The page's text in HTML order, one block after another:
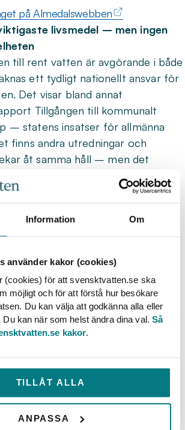
Information Om
använder kakor (cookies)
(cookies) för att svensktvatten.se ska
möjligt och för att förstå hur besökare
Du kan välja att godkänna alla eller
Du kan när som helst ändra dina val.Så
kakor.
TILLÅT ALLA
ANPASSA
på Almedalswebben
livsmedel – men ingen
till rent vatten är avgörande i både
ett tydligt nationellt ansvar för
Det visar bland annat
Tillgången till kommunalt
– statens insatser för allmänna
finns andra utredningar och
åt samma håll – men det
svalt. Varför bryr sig ingen om
in till ett seminarium om
investeringar och utmaningar inom
strateg Erik Karlsson från Svenskt
investeringsbehoven och de
på regeringens bord samt
Robert Hansson, vd på
branschens största utmaningar. I
Svenskt Vatten
Socialdemokraterna
Hur når vi ett PFAS-fritt
11.00–11.45